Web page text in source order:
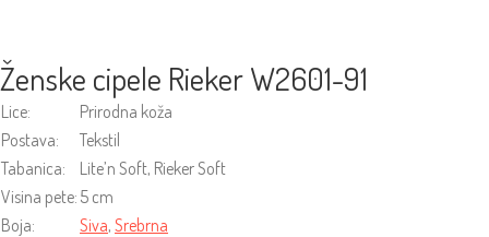
Ženske cipele Rieker W2601-91
Lice:
Prirodna koža
Postava:
Tekstil
Tabanica:
Lite’n Soft, Rieker Soft
Visina pete: 5 cm
Boja:
Siva, Srebrna